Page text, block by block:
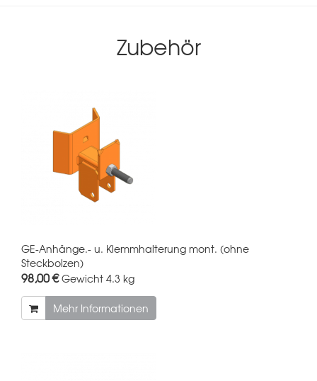
Zubehör
GE-Anhänge.- u. Klemmhalterung mont. (ohne
Steckbolzen)
98,00 €Gewicht 4.3 kg
Mehr Informationen